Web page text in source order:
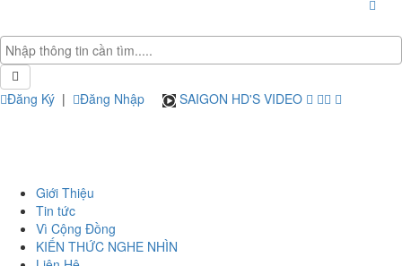
Đăng Ký | Đăng Nhập SAIGON HD'S VIDEO
Giới Thiệu
Tin tức
Vì Cộng Đồng
KIẾN THỨC NGHE NHÌN